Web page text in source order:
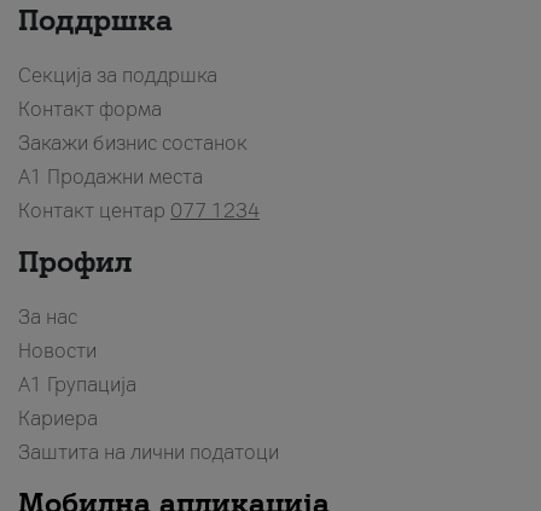
Поддршка
Секција за поддршка
Контакт форма
Закажи бизнис состанок
A1 Продажни места
Контакт центар 077 1234
Профил
За нас
Новости
А1 Групација
Кариера
Заштита на лични податоци
Мобилна апликација